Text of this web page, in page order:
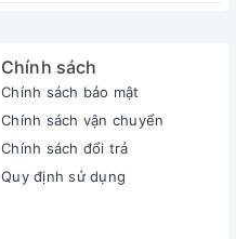
Chính sách
Chính sách bảo mật
Chính sách vận chuyển
Chính sách đổi trả
Quy định sử dụng